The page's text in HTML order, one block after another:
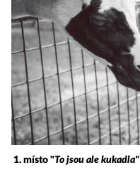
1. místo "To jsou ale kukadla"